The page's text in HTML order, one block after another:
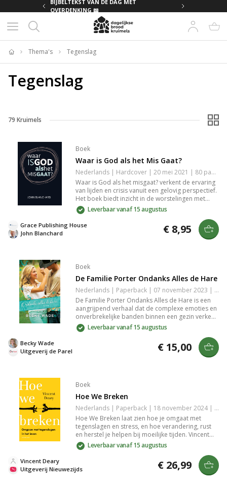
BIJBELTEKST VAN DE DAG MET
OVERDENKING 📖
Home
Thema's Tegenslag
Tegenslag
79 Kruimels
Boek
Waar is God als het Mis Gaat?
Nederlands | Hardcover | 20 mei 2021 | 80 pagina's | 9789492234797
Waar is God als het misgaat? verkent de ervaring
van lijden en crisis vanuit een gelovig perspectief.
Het boek biedt inzicht in de worstelingen met
geloof te midden van pijn en biedt herkenbare
verhalen en troost. Het legt de relatie tussen
menselijk lijden en divine aanwezigheid bloot,
waardoor je nieuwe inzichten en hoop kunt
Leverbaar vanaf 15 augustus
John Blanchard
Grace Publishing House € 8,95
Boek
De Familie Porter Ondanks Alles de Hare
Nederlands | Paperback | 07 november 2023 | 417 pagina's | 9789493208872
De Familie Porter Ondanks Alles de Hare is een
aangrijpend verhaal dat de complexe emoties en
onverbrekelijke banden binnen een gezin verkent.
De personages worden geconfronteerd met
uitdagingen en geheimen die hun onderlinge
relaties op de proef stellen. Dit boek biedt een
diepgaande kijk op loyaliteit, vergeving en de
kracht van familie, perfect voor liefhebbers van
Leverbaar vanaf 15 augustus
Uitgeverij de Parel
Becky Wade € 15,00
Boek
Hoe We Breken
Nederlands | Paperback | 18 november 2024 | 320 pagina's | 9789057126048
Hoe We Breken laat zien hoe je omgaat met
tegenslagen en stress, en hoe verandering, rust
en herstel je helpen bij moeilijke tijden. Vincent
Deary verbindt psychologie, filosofie en religie tot
een inspirerende gids voor veerkracht en balans
Leverbaar vanaf 15 augustus
Uitgeverij Nieuwezijds
Vincent Deary € 26,99